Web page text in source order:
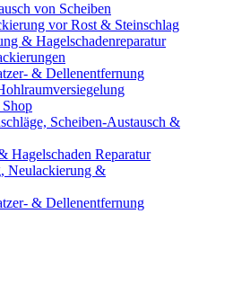
von Scheiben
vor Rost & Steinschlag
& Hagelschadenreparatur
& Dellenentfernung
Scheiben-Austausch &
Hagelschaden Reparatur
Neulackierung &
& Dellenentfernung